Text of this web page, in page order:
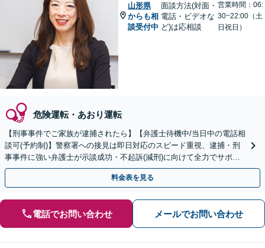
山形県
からも相
談受付中
面談方法(対面・
電話・ビデオな
ど)は応相談
営業時間：06:
30~22:00（土
日祝日）
危険運転・あおり運転
【刑事事件でご家族が逮捕されたら】【弁護士待機中/当日中の電話相
談可(予約制)】警察署への接見は即日対応のスピード重視、逮捕・刑
事事件に強い弁護士が示談成功・不起訴(減刑)に向けて全力でサポー
トします。【加害者側の相談専門】
料金表を見る
電話でお問い合わせ メールでお問い合わせ